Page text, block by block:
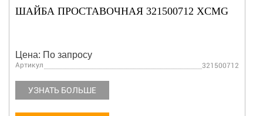
ШАЙБА ПРОСТАВОЧНАЯ 321500712 XCMG
Цена: По запросу
Артикул 321500712
УЗНАТЬ БОЛЬШЕ